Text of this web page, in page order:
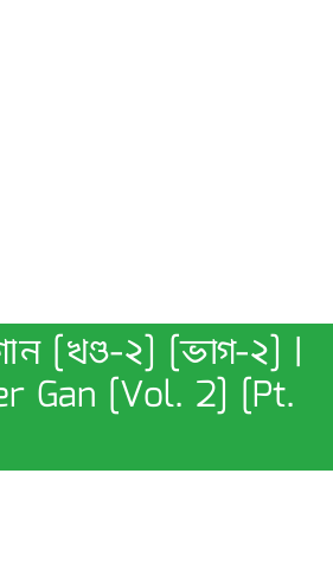
[খণ্ড-২] [ভাগ-২] |
Gan [Vol. 2] [Pt.